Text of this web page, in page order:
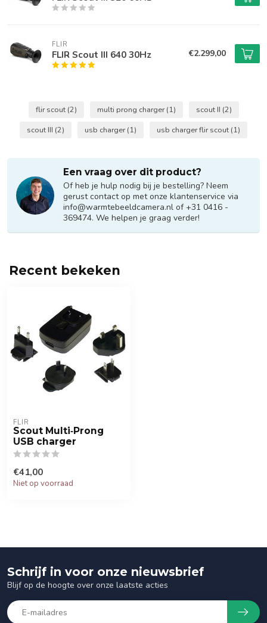
FLIR
FLIR Scout III 640 30Hz €2.299,00
flir scout (2) multi prong charger(1) scout II (2)
scout III (2) usb charger(1) usb charger flir scout (1)
Een vraag over dit product?
Of heb je hulp nodig bij je bestelling? Neem
gerust contact op met onze klantenservice via
info@warmtebeeldcamera.nl of +31 0416 -
369474. We helpen je graag verder!
Recent bekeken
FLIR
Scout Multi‐Prong
USB charger
€41,00
Niet op voorraad
Schrijf in voor onze nieuwsbrief
Blijf op de hoogte over onze laatste acties